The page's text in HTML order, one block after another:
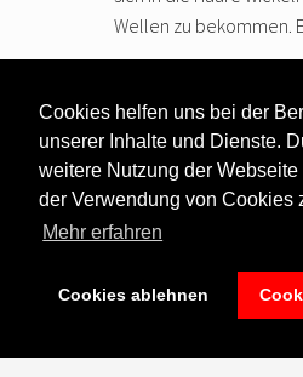
Cookies helfen uns bei der
unserer Inhalte und Dienste.
weitere Nutzung der
der Verwendung von Cookies
Mehr erfahren
Cookies ablehnen
Wellen zu bekommen.
Teilnahmebedingungen|
Haftungsausschluss|Impressum &
Bildnachweise